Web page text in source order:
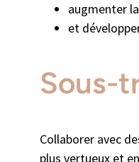
augmenter
et
Sous-
Collaborer avec
plus vertueux et